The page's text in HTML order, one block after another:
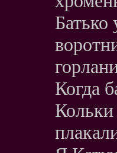
Батько
Когда
Кольки